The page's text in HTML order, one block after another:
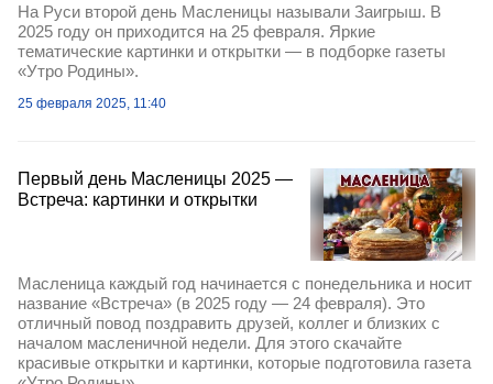
На Руси второй день Масленицы называли Заигрыш. В
2025 году он приходится на 25 февраля. Яркие
тематические картинки и открытки — в подборке газеты
«Утро Родины».
25 февраля 2025, 11:40
Первый день Масленицы 2025 —
Встреча: картинки и открытки
Масленица каждый год начинается с понедельника и носит
название «Встреча» (в 2025 году — 24 февраля). Это
отличный повод поздравить друзей, коллег и близких с
началом масленичной недели. Для этого скачайте
красивые открытки и картинки, которые подготовила газета